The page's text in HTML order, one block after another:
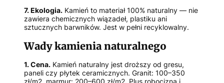
7. Ekologia. Kamień to materiał 100% naturalny — nie
zawiera chemicznych wiązadeł, plastiku ani
sztucznych barwników. Jest w pełni recyklowalny.
Wady kamienia naturalnego
1. Cena. Kamień naturalny jest droższy od gresu,
paneli czy płytek ceramicznych. Granit: 100–350